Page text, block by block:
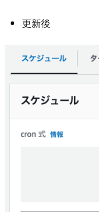
更新後